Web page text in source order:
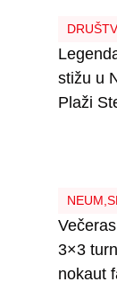
stižu u
Plaži
NEUM
3×3
nokaut